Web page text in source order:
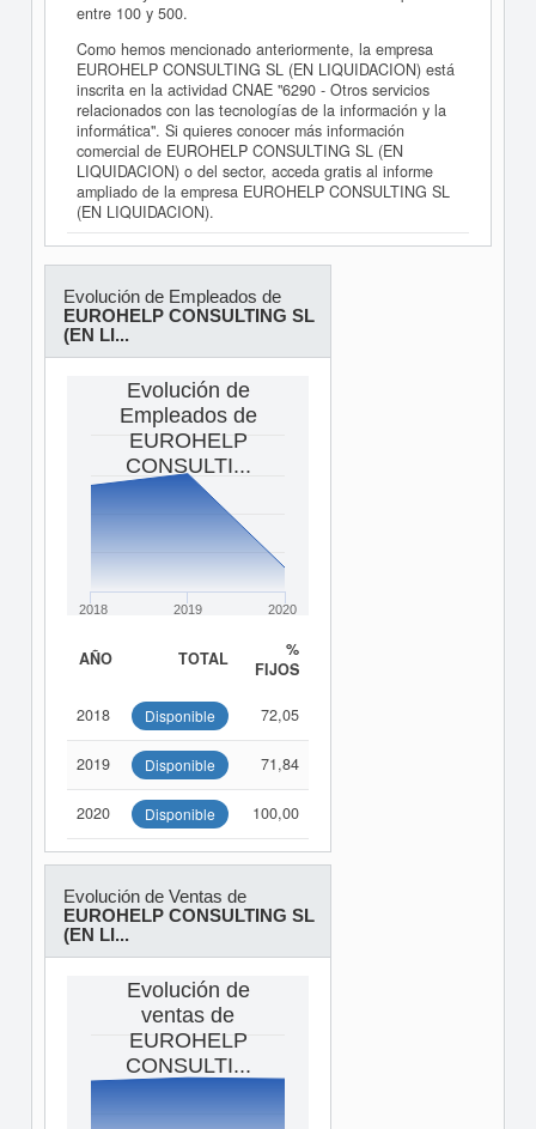
entre 100 y 500.
Como hemos mencionado anteriormente, la empresa
EUROHELP CONSULTING SL (EN LIQUIDACION) está
inscrita en la actividad CNAE "6290 - Otros servicios
relacionados con las tecnologías de la información y la
informática". Si quieres conocer más información
comercial de EUROHELP CONSULTING SL (EN
LIQUIDACION) o del sector, acceda gratis al informe
ampliado de la empresa EUROHELP CONSULTING SL
(EN LIQUIDACION).
Evolución de Empleados de
EUROHELP CONSULTING SL
(EN LI...
Evolución de
Empleados de
EUROHELP
CONSULTI...
2018 2019 2020
AÑO TOTAL
%
FIJOS
2018 Disponible 72,05
2019 Disponible 71,84
2020 Disponible 100,00
Evolución de Ventas de
EUROHELP CONSULTING SL
(EN LI...
Evolución de
ventas de
EUROHELP
CONSULTI...